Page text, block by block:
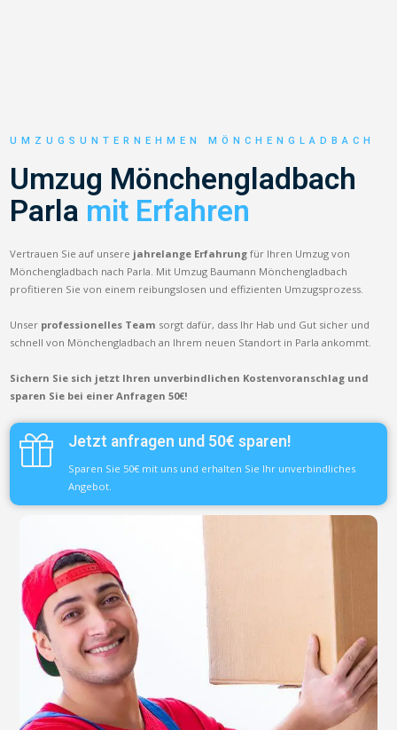
UMZUGSUNTERNEHMEN MÖNCHENGLADBACH
Umzug Mönchengladbach
Parla mit Erfahren
Vertrauen Sie auf unsere jahrelange Erfahrung für Ihren Umzug von
Mönchengladbach nach Parla. Mit Umzug Baumann Mönchengladbach
profitieren Sie von einem reibungslosen und effizienten Umzugsprozess.
Unser professionelles Team sorgt dafür, dass Ihr Hab und Gut sicher und
schnell von Mönchengladbach an Ihrem neuen Standort in Parla ankommt.
Sichern Sie sich jetzt Ihren unverbindlichen Kostenvoranschlag und
sparen Sie bei einer Anfragen 50€!
Jetzt anfragen und 50€ sparen!
Sparen Sie 50€ mit uns und erhalten Sie Ihr unverbindliches
Angebot.